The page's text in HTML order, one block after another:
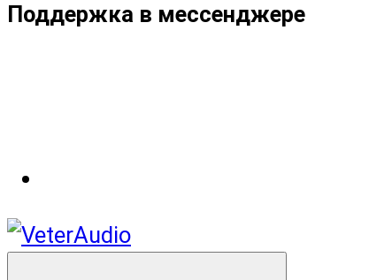
Поддержка в мессенджере